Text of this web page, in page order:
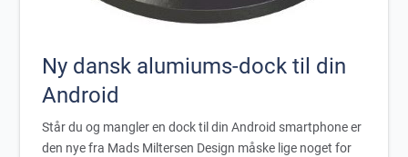
Ny dansk alumiums-dock til din
Android
Står du og mangler en dock til din Android smartphone er
den nye fra Mads Miltersen Design måske lige noget for